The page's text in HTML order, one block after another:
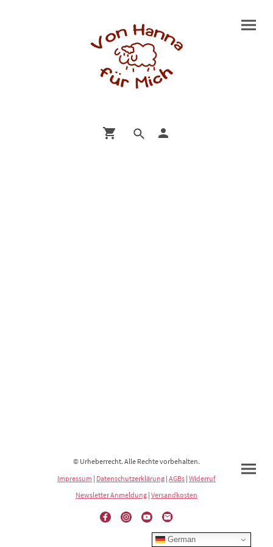
© Urheberrecht. Alle Rechte vorbehalten.
Impressum | Datenschutzerklärung | AGBs | Widerruf
Newsletter Anmeldung | Versandkosten
German